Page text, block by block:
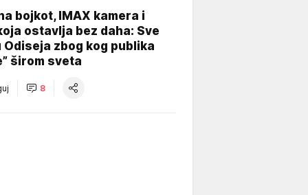
bojkot, IMAX kamera i
ostavlja bez daha: Sve
Odiseja zbog kog publika
širom sveta
8